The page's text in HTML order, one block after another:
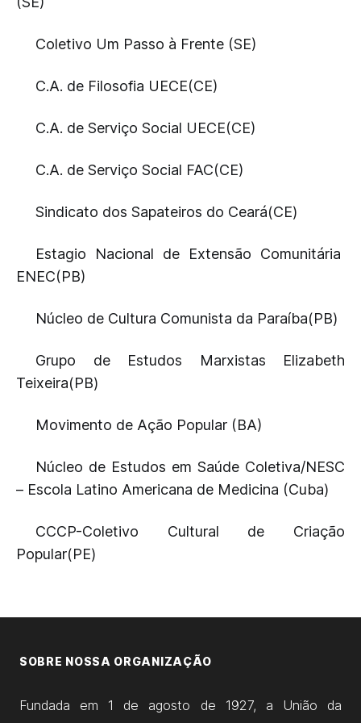
Coletivo Um Passo à Frente (SE)
C.A. de Filosofia UECE(CE)
C.A. de Serviço Social UECE(CE)
C.A. de Serviço Social FAC(CE)
Sindicato dos Sapateiros do Ceará(CE)
Estagio Nacional de Extensão Comunitária
ENEC(PB)
Núcleo de Cultura Comunista da Paraíba(PB)
Grupo de Estudos Marxistas Elizabeth
Teixeira(PB)
Movimento de Ação Popular (BA)
Núcleo de Estudos em Saúde Coletiva/NESC
– Escola Latino Americana de Medicina (Cuba)
CCCP-Coletivo Cultural de Criação
Popular(PE)
SOBRE NOSSA ORGANIZAÇÃO
Fundada em 1 de agosto de 1927, a União da